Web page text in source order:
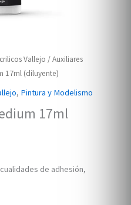
Vallejo /Auxiliares
17ml (diluyente)
, Pintura y Modelismo
17ml
de adhesión,